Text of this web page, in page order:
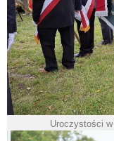
Uroczystości